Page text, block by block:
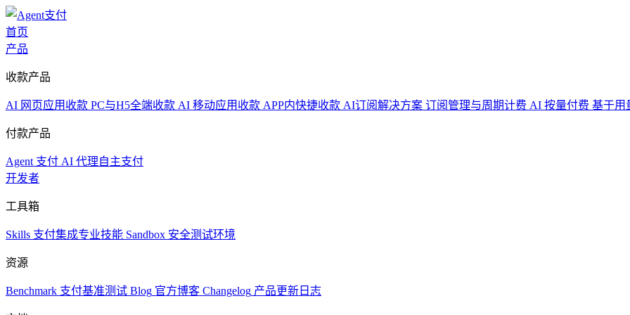
首页
产品
收款产品
AI 网页应用收款 PC与H5全端收款 AI 移动应用收款 APP内快捷收款 AI订阅解决方案 订阅管理与周期计费 AI 按量付费 基于用
付款产品
Agent 支付 AI 代理自主支付
开发者
工具箱
Skills 支付集成专业技能 Sandbox 安全测试环境
资源
Benchmark 支付基准测试 Blog 官方博客 Changelog 产品更新日志